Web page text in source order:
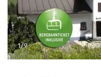
1/9